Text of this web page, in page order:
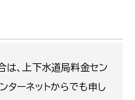
は、上下水道局料金セン
ターネットからでも申し